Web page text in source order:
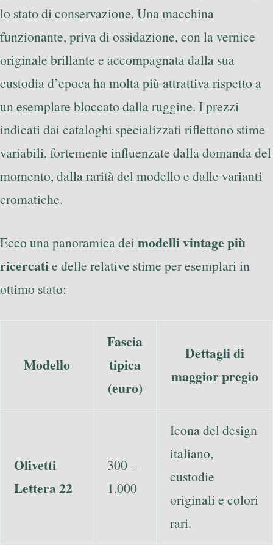
lo stato di conservazione. Una macchina
funzionante, priva di ossidazione, con la vernice
originale brillante e accompagnata dalla sua
custodia d’epoca ha molta più attrattiva rispetto a
un esemplare bloccato dalla ruggine. I prezzi
indicati dai cataloghi specializzati riflettono stime
variabili, fortemente influenzate dalla domanda del
momento, dalla rarità del modello e dalle varianti
cromatiche.
Ecco una panoramica deimodelli vintage più
ricercatie delle relative stime per esemplari in
ottimo stato:
Modello
Fascia
tipica
(euro)
Dettagli di
maggior pregio
Olivetti
Lettera 22
300 –
1.000
Icona del design
italiano,
custodie
originali e colori
rari.